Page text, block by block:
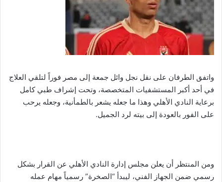
واتفق الطرفان على نقل نجل وائل جمعة إلى مصر فوراً لتلقي العلاج
في أحد أكبر المستشفيات المتخصصة، وتحت إشراف طبي كامل
برعاية النادي الأهلي وهذا ما جعله يشعر بالطمأنية، وجعله يرحب
على الفور بالعودة إلى بيته لرد الجميل.
ومن المنتظر أن يعلن مجلس إدارة النادي الأهلي عن القرار بشكل
رسمي ضمن الجهاز الفني، ليبدأ “الصخرة” رسمياً مهام عمله